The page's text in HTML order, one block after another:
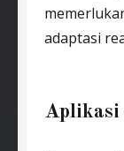
adaptasi
Aplikasi